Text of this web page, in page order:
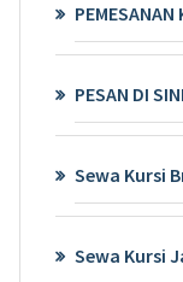
PEMESANAN
PESAN DI SINI
Sewa Kursi
Sewa Kursi